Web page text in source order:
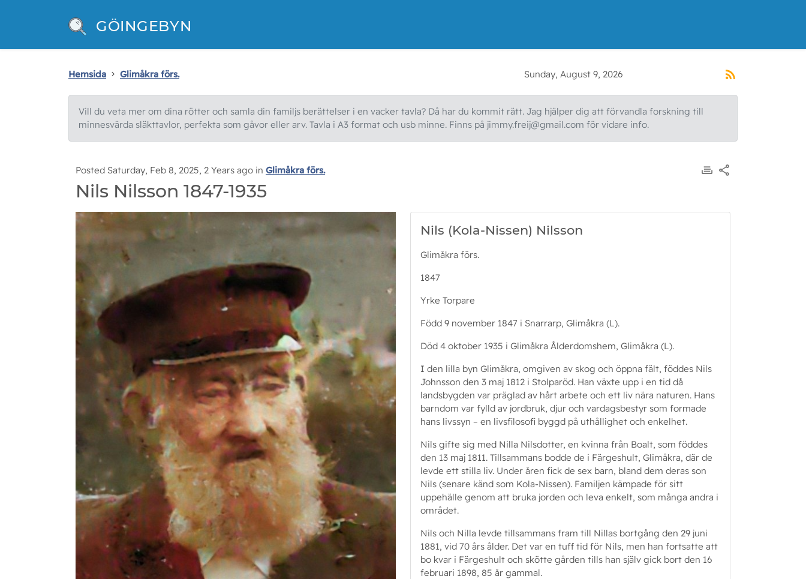
GÖINGEBYN
Hemsida Glimåkra förs. Sunday, August 9, 2026
Vill du veta mer om dina rötter och samla din familjs berättelser i en vacker tavla? Då har du kommit rätt. Jag hjälper dig att förvandla forskning till
minnesvärda släkttavlor, perfekta som gåvor eller arv. Tavla i A3 format och usb minne. Finns på jimmy.freij@gmail.com för vidare info.
Posted Saturday, Feb 8, 2025, 2 Years ago in Glimåkra förs.
Nils Nilsson 1847-1935
Nils (Kola-Nissen) Nilsson
Glimåkra förs.
1847
Yrke Torpare
Född 9 november 1847 i Snarrarp, Glimåkra (L).
Död 4 oktober 1935 i Glimåkra Ålderdomshem, Glimåkra (L).
I den lilla byn Glimåkra, omgiven av skog och öppna fält, föddes Nils
Johnsson den 3 maj 1812 i Stolparöd. Han växte upp i en tid då
landsbygden var präglad av hårt arbete och ett liv nära naturen. Hans
barndom var fylld av jordbruk, djur och vardagsbestyr som formade
hans livssyn – en livsfilosofi byggd på uthållighet och enkelhet.
Nils gifte sig med Nilla Nilsdotter, en kvinna från Boalt, som föddes
den 13 maj 1811. Tillsammans bodde de i Färgeshult, Glimåkra, där de
levde ett stilla liv. Under åren fick de sex barn, bland dem deras son
Nils (senare känd som Kola-Nissen). Familjen kämpade för sitt
uppehälle genom att bruka jorden och leva enkelt, som många andra i
området.
Nils och Nilla levde tillsammans fram till Nillas bortgång den 29 juni
1881, vid 70 års ålder. Det var en tuff tid för Nils, men han fortsatte att
bo kvar i Färgeshult och skötte gården tills han själv gick bort den 16
februari 1898, 85 år gammal.